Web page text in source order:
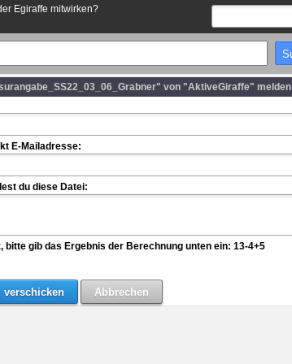
Egiraffe mitwirken?
von "AktiveGiraffe" melden
E-Mailadresse:
du diese Datei:
bitte gib das Ergebnis der Berechnung unten ein: 13-4+5